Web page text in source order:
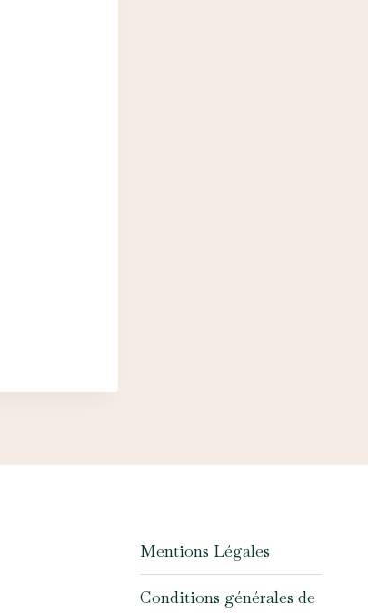
Mentions Légales
Conditions générales de